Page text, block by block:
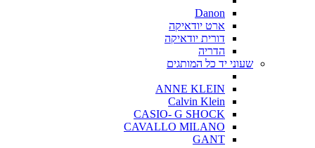
Danon
ארט יודאיקה
דורית יודאיקה
הדריה
שעוני יד כל המותגים
ANNE KLEIN
Calvin Klein
CASIO- G SHOCK
CAVALLO MILANO
GANT